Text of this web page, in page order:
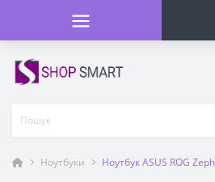
Ноутбуки Ноутбук ASUS ROG